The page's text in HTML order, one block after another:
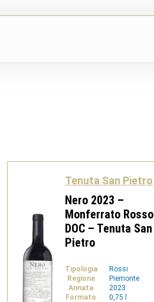
Tenuta San Pietro
Nero 2023 –
Monferrato Rosso
DOC – Tenuta San
Pietro
Tipologia
Rossi
Regione
Piemonte
Annata
2023
Formato
0,75 l